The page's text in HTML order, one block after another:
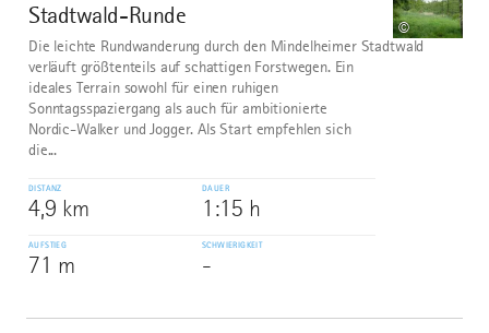
9
Stadtwald-Runde
©
Die leichte Rundwanderung durch den Mindelheimer Stadtwald
verläuft größtenteils auf schattigen Forstwegen. Ein
ideales Terrain sowohl für einen ruhigen
Sonntagsspaziergang als auch für ambitionierte
Nordic-Walker und Jogger. Als Start empfehlen sich
die...
DISTANZ
4,9 km
DAUER
1:15 h
AUFSTIEG
71 m
SCHWIERIGKEIT
-